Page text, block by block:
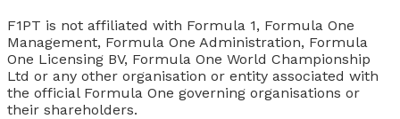
F1PT is not affiliated with Formula 1, Formula One
Management, Formula One Administration, Formula
One Licensing BV, Formula One World Championship
Ltd or any other organisation or entity associated with
the official Formula One governing organisations or
their shareholders.